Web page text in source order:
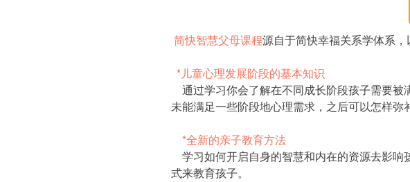
简快智慧父母课程源自于简快幸福关系学体系
*儿童心理发展阶段的基本知识
通过学习你会了解在不同成长阶段孩子需要被
未能满足一些阶段地心理需求，之后可以怎样弥
*全新的亲子教育方法
学习如何开启自身的智慧和内在的资源去影响
式来教育孩子。